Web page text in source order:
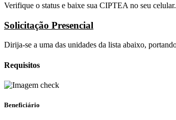
Verifique o status e baixe sua CIPTEA no seu celular.
Solicitação Presencial
Dirija-se a uma das unidades da lista abaixo,
Requisitos
Beneficiário